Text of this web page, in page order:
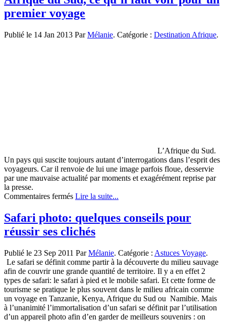
location
voiture
Tunisie
premier voyage
Publié le 14 Jan 2013 ParMélanie. Catégorie : Destination Afrique.
L’Afrique du Sud.
Un pays qui suscite toujours autant d’interrogations dans l’esprit des
voyageurs. Car il renvoie de lui une image parfois floue, desservie
par une mauvaise actualité par moments et exagérément reprise par
la presse.
Commentaires ferméssur
du
Sud,
ce
faut
voir
pour
un
premier
voyage
Lire la suite...
Safari photo: quelques conseils pour
réussir ses clichés
Publié le 23 Sep 2011 ParMélanie. Catégorie : Astuces Voyage.
Le safari se définit comme partir à la découverte du milieu sauvage
afin de couvrir une grande quantité de territoire. Il y a en effet 2
types de safari: le safari à pied et le mobile safari. Et cette forme de
tourisme se pratique le plus souvent dans le milieu africain comme
un voyage en Tanzanie, Kenya, Afrique du Sud ou Namibie. Mais
à l’unanimité l’immortalisation d’un safari se définit par l’utilisation
d’un appareil photo afin d’en garder de meilleurs souvenirs : on